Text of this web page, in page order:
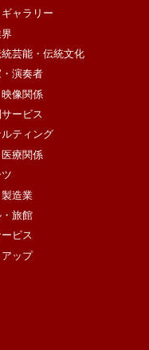
ャラリー
統芸能・伝統文化
演奏者
像関係
ービス
ルティング
療関係
造業
旅館
ビス
アップ